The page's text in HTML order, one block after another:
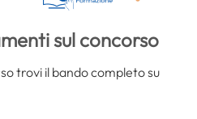
sul concorso
trovi il bando completo su